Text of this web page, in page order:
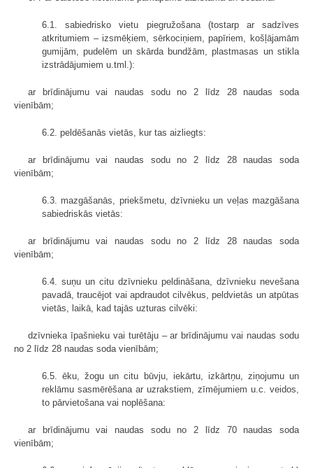
6.1. sabiedrisko vietu piegružošana (tostarp ar sadzīves
atkritumiem – izsmēķiem, sērkociņiem, papīriem, košļājamām
gumijām, pudelēm un skārda bundžām, plastmasas un stikla
izstrādājumiem u.tml.):
ar brīdinājumu vai naudas sodu no 2 līdz 28 naudas soda
vienībām;
6.2. peldēšanās vietās, kur tas aizliegts:
ar brīdinājumu vai naudas sodu no 2 līdz 28 naudas soda
vienībām;
6.3. mazgāšanās, priekšmetu, dzīvnieku un veļas mazgāšana
sabiedriskās vietās:
ar brīdinājumu vai naudas sodu no 2 līdz 28 naudas soda
vienībām;
6.4. suņu un citu dzīvnieku peldināšana, dzīvnieku nevešana
pavadā, traucējot vai apdraudot cilvēkus, peldvietās un atpūtas
vietās, laikā, kad tajās uzturas cilvēki:
dzīvnieka īpašnieku vai turētāju – ar brīdinājumu vai naudas sodu
no 2 līdz 28 naudas soda vienībām;
6.5. ēku, žogu un citu būvju, iekārtu, izkārtņu, ziņojumu un
reklāmu sasmērēšana ar uzrakstiem, zīmējumiem u.c. veidos,
to pārvietošana vai noplēšana:
ar brīdinājumu vai naudas sodu no 2 līdz 70 naudas soda
vienībām;